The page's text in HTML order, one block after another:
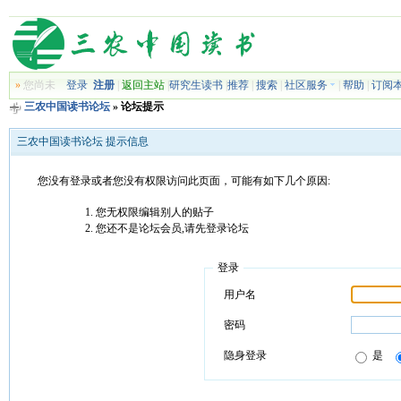
»您尚未 登录 注册| 返回主站| 研究生读书| 推荐| 搜索| 社区服务 帮助
订阅
三农中国读书论坛» 论坛提示
三农中国读书论坛 提示信息
您没有登录或者您没有权限访问此页面，可能有如下几个原因:
您无权限编辑别人的贴子
您还不是论坛会员,请先登录论坛
登录
用户名
密码
隐身登录 是